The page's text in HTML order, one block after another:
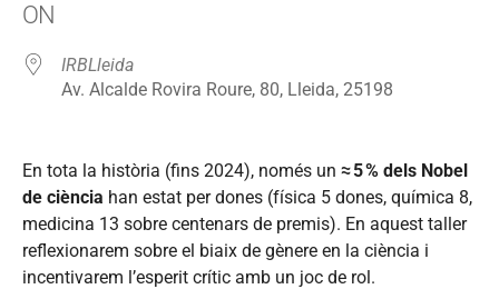
ON
IRBLleida
Av. Alcalde Rovira Roure, 80, Lleida, 25198
En tota la història (fins 2024), només un ≈ 5 % dels Nobel
de ciència han estat per dones (física 5 dones, química 8,
medicina 13 sobre centenars de premis). En aquest taller
reflexionarem sobre el biaix de gènere en la ciència i
incentivarem l’esperit crític amb un joc de rol.